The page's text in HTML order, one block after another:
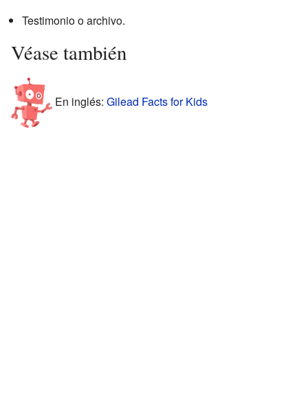
Testimonio o archivo.
Véase también
En inglés: Gilead Facts for Kids